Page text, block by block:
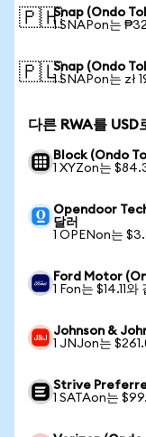
🇵🇭Snap (Ondo
1 SNAPon는
🇵🇱Snap (Ondo
1 SNAPon는 zł
다른 RWA를 USD
Block (Ondo
1 XYZon는
Opendoor
달러
1 OPENon는
Ford Motor
1 Fon는 $14.11와
Johnson &
1 JNJon는
Strive
1 SATAon는